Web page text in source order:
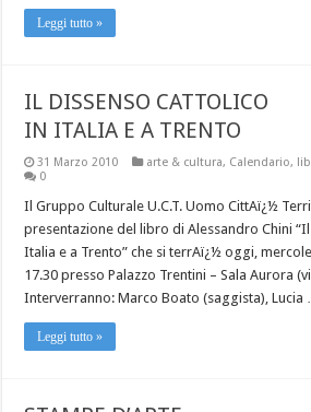
Leggi tutto »
IL DISSENSO CATTOLICO
IN ITALIA E A TRENTO
31 Marzo 2010 arte & cultura, Calendario,
0
Il Gruppo Culturale U.C.T. Uomo CittAï¿½
presentazione del libro di Alessandro Chini
Italia e a Trento” che si terrAï¿½ oggi,
17.30 presso Palazzo Trentini – Sala Aurora
Interverranno: Marco Boato (saggista), Lucia
Leggi tutto »